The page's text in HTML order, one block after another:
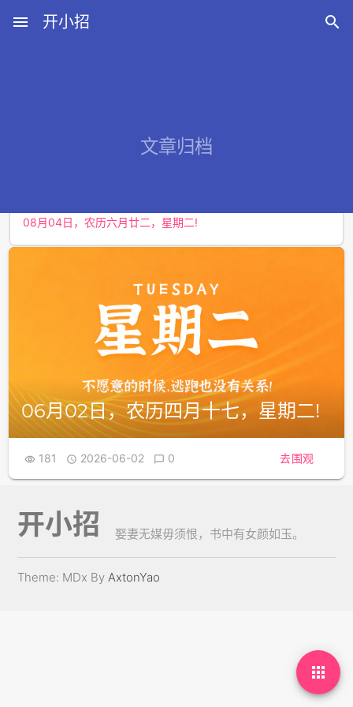
menu 开小招 
文章归档
06月02日，农历四月十七，星期二!
 181  2026-06-02  0 去围观

开小招 娶妻无媒毋须恨，书中有女颜如玉。
Theme: MDx ByAxtonYao
08月08日，农历六月廿六，星期六!
08月04日，农历六月廿二，星期二!